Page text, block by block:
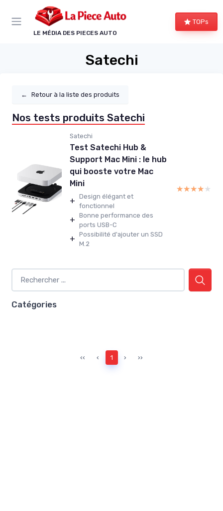
LE MÉDIA DES PIECES AUTO
TOPs
Satechi
← Retour à la liste des produits
Nos tests produits Satechi
Satechi
Test Satechi Hub &
Support Mac Mini : le hub
qui booste votre Mac
Mini
+ Design élégant et
fonctionnel
+ Bonne performance des
ports USB-C
+ Possibilité d'ajouter un SSD
M.2
★★★★★
★★★★★
Catégories
‹‹ ‹ 1 › ››
Panneau de gestion des cookies